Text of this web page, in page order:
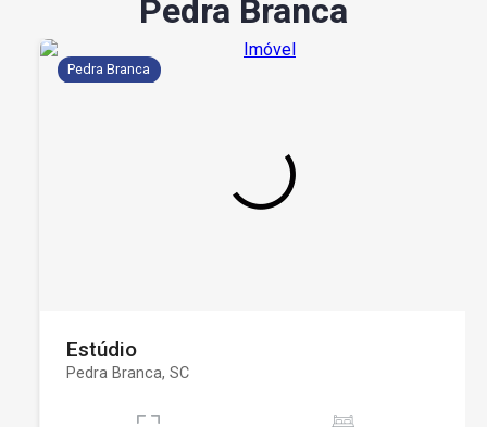
Pedra Branca
Pedra Branca
Estúdio
Pedra Branca, SC